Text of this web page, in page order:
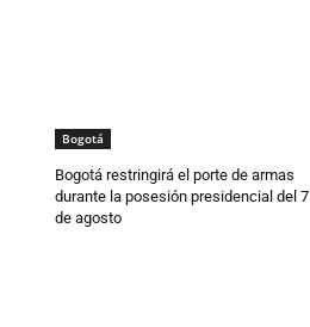
Bogotá
Bogotá restringirá el porte de armas
durante la posesión presidencial del 7
de agosto